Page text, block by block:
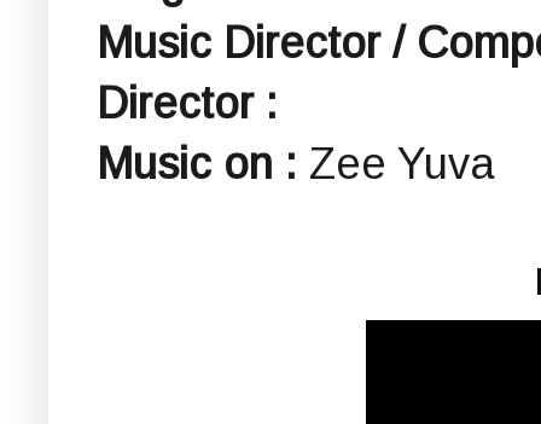
Music Director /
Director :
Music on : Zee Yuva